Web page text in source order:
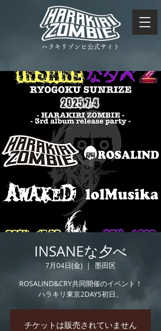
ハラキリゾンビ公式サイト
INSANEな夕べ
7月04日(金)
  |
墨田区
ROSALIND&CRY共同開催のイベント！
ハラキリ東京2DAYS初日。
チケットは販売されていません